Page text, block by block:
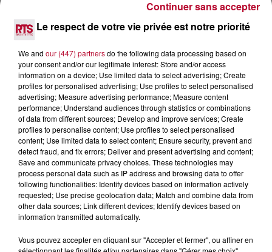
SPOTS DE SNORKELING À EXPLORER...
Pas besoin de bouteilles de plongée lourdes ni de diplômes
complexes pour observer la vie sous-marine. Cet été, un
3 août 2026
Le respect de votre vie privée est notre priorité
We and our (447) partnersdo the following data processing based on
your consent and/or our legitimate interest: Store and/or access
information on a device; Use limited data to select advertising; Create
profiles for personalised advertising; Use profiles to select personalised
advertising; Measure advertising performance; Measure content
performance; Understand audiences through statistics or combinations
of data from different sources; Develop and improve services; Create
profiles to personalise content; Use profiles to select personalised
content; Use limited data to select content; Ensure security, prevent and
detect fraud, and fix errors; Deliver and present advertising and content;
Save and communicate privacy choices. These technologies may
process personal data such as IP address and browsing data to offer
following functionalities: Identify devices based on information actively
requested; Use precise geolocation data; Match and combine data from
other data sources; Link different devices; Identify devices based on
information transmitted automatically.
Vous pouvez accepter en cliquant sur "Accepter et fermer", ou affiner en
Continuer sans accepter